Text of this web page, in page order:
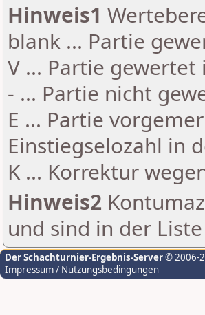
Hinweis1
blank ... Partie
V ... Partie
- ... Partie nicht
E ... Partie
Einstiegselozahl in
K ... Korrektur
Hinweis2
und sind in der
Der Schachturnier-Ergebnis-Server© 2006-
Impressum / Nutzungsbedingungen